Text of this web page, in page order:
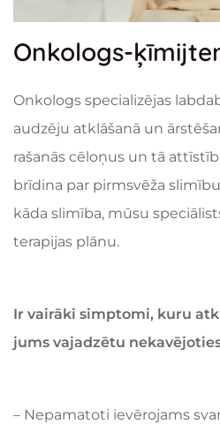
Onkologs-
Onkologs specializējas
audzēju atklāšanā un
rašanās cēloņus un tā
brīdina par pirmsvēža
kāda slimība, mūsu
terapijas plānu.
Ir vairāki simptomi, kuru
jums vajadzētu
– Nepamatoti ievērojams